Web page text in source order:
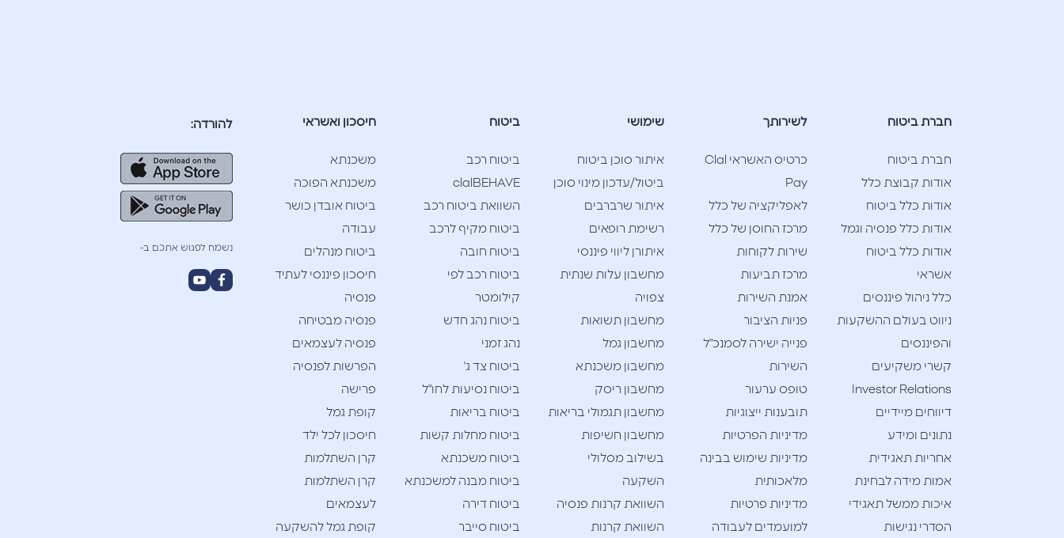
חברת ביטוח
חברת ביטוח
אודות קבוצת כלל
אודות כלל ביטוח
אודות כלל פנסיה וגמל
אודות כלל ביטוח
אשראי
כלל ניהול פיננסים
ניווט בעולם ההשקעות
והפיננסים
קשרי משקיעים
Investor Relations
דיווחים מיידיים
נתונים ומידע
אחריות תאגידית
אמות מידה לבחינת
איכות ממשל תאגידי
הסדרי נגישות
לשירותך
כרטיס האשראי Clal
Pay
לאפליקציה של כלל
מרכז החוסן של כלל
שירות לקוחות
מרכז תביעות
אמנת השירות
פניות הציבור
פנייה ישירה לסמנכ"ל
השירות
טופס ערעור
תובענות ייצוגיות
מדיניות הפרטיות
מדיניות שימוש בבינה
מלאכותית
מדיניות פרטיות
למועמדים לעבודה
שימושי
איתור סוכן ביטוח
ביטול/עדכון מינוי סוכן
איתור שרברבים
רשימת רופאים
איתורן ליווי פיננסי
מחשבון עלות שנתית
צפויה
מחשבון תשואות
מחשבון גמל
מחשבון משכנתא
מחשבון ריסק
מחשבון תגמולי בריאות
מחשבון חשיפות
בשילוב מסלולי
השקעה
השוואת קרנות פנסיה
השוואת קרנות
ביטוח
ביטוח רכב
clalBEHAVE
השוואת ביטוח רכב
ביטוח מקיף לרכב
ביטוח חובה
ביטוח רכב לפי
קילומטר
ביטוח נהג חדש
נהג זמני
ביטוח צד ג'
ביטוח נסיעות לחו"ל
ביטוח בריאות
ביטוח מחלות קשות
ביטוח משכנתא
ביטוח מבנה למשכנתא
ביטוח דירה
ביטוח סייבר
חיסכון ואשראי
משכנתא
משכנתא הפוכה
ביטוח אובדן כושר
עבודה
ביטוח מנהלים
חיסכון פיננסי לעתיד
פנסיה
פנסיה מבטיחה
פנסיה לעצמאים
הפרשות לפנסיה
פרישה
קופת גמל
חיסכון לכל ילד
קרן השתלמות
קרן השתלמות
לעצמאים
קופת גמל להשקעה
להורדה:
נשמח לפגוש אתכם ב-